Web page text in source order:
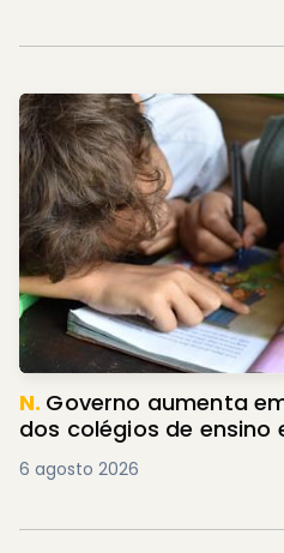
N. Governo aumenta
dos colégios de ensino
6 agosto 2026